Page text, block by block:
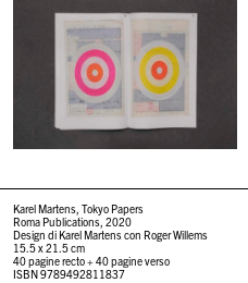
Karel Martens, Tokyo Papers
Roma Publications,2020
Design di Karel Martens con Roger Willems
15.5 x 21.5 cm
40 pagine recto + 40 pagine verso
ISBN9789492811837